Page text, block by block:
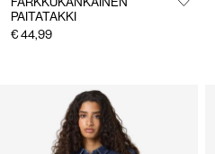
PAITATAKKI
€ 44,99